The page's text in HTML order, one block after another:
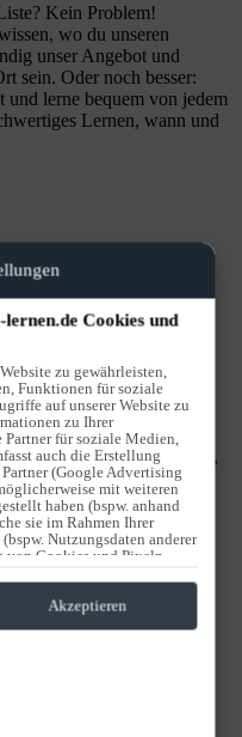
Kein Problem!
wo du unseren
unser Angebot und
sein. Oder noch besser:
lerne bequem von jedem
Lernen, wann und
Feinarbeit.
und der
und unnatürliche
durchaus reizvoll oder
Solche Effekte sollen
liegen und nicht
Ziel ist immer die volle,
Klangfarben befreite
funktionale Stimmbildung,
Grundlage des
jetzt Deinen Termin zur
auf Dich!
Cookies und
zu gewährleisten,
Funktionen für soziale
auf unserer Website zu
zu Ihrer
Partner für soziale Medien,
auch die Erstellung
(Google Advertising
mit weiteren
haben (bspw. anhand
sie im Rahmen Ihrer
Nutzungsdaten anderer
von Cookies und Pixeln
entsprechenden
von Werbeanzeigen
Akzeptieren